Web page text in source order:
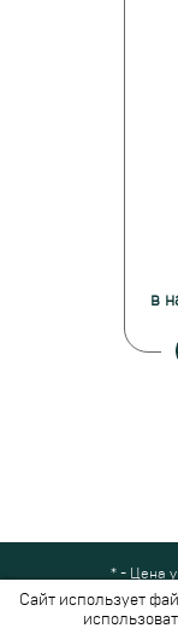
в
* - Цена
Все права защищены
Сайт использует